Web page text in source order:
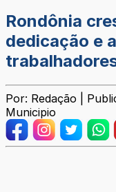
Rondônia
dedicação e
Por: Redação |
Municipio